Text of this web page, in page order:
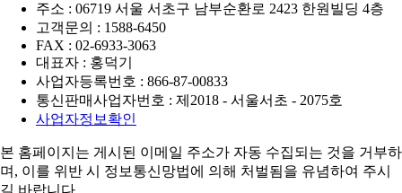
주소 : 06719 서울 서초구 남부순환로 2423 한원빌딩 4층
고객문의 : 1588-6450
FAX : 02-6933-3063
대표자 : 홍덕기
사업자등록번호 : 866-87-00833
통신판매사업자번호 : 제2018 - 서울서초 - 2075호
사업자정보확인
본 홈페이지는 게시된 이메일 주소가 자동 수집되는 것을 거부하
며, 이를 위반 시 정보통신망법에 의해 처벌됨을 유념하여 주시